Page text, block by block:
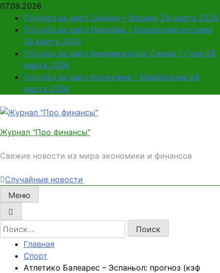
Перейти
содержимому
07.08.2026
Прогноз на матч Замбия – Малави 28 марта 2026
Прогноз на матч Намибия – Коморские острова
28 марта 2026
Прогноз на матч Американское Самоа – Гуам 28
марта 2026
Прогноз на матч Аргентина – Мавритания 28
марта 2026
Журнал "Про финансы"
Свежие новости из мира экономики и финансов
Случайные новости
Меню
Найти:
Главная
Спорт
Атлетико Балеарес – Эспаньол: прогноз (кэф